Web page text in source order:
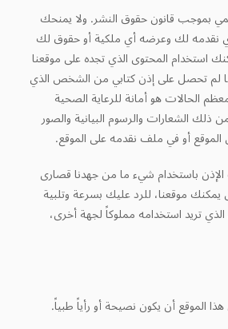
بموجب قانون حقوق النشر. ولا يمنحك
نقدمه لك وعرضه أي ملكية أو حقوق لك
استخدام المحتوى الذي تجده على موقعنا
لم تحصل على إذن كتابي من الشخص الذي
الحالات هو أمانة للرعاية الصحية
ذلك الشعارات والرسوم البيانية والصور
أو في ملف نقدمه على الموقع.
باستخدام شيء ما من جهدنا قصارى
موقعنا، للرد عليك بسرعة وتلبية
تريد استخدامه مملوكاً لجهة أخرى،
الموقع أن يكون نصيحة أو رأياً طبياً.